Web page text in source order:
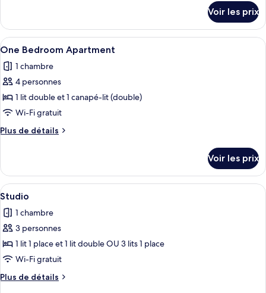
Two
Bedroom
Apartment
le
type
de
Two
Bedroom
Voir les prix
Afficher
toutes
les
photos
pour
ce
type
de
One
Bedroom
Apartment
Une chambre d’hôtel avec un lit,
5
One Bedroom Apartment
1 chambre
4 personnes
1 lit double et 1 canapé-lit (double)
Wi-Fi gratuit
Plus de détails
Plus
le
type
de
One
Bedroom
Voir les prix
Afficher
toutes
les
photos
pour
ce
type
de
Une chambre d’hôtel avec un lit,
3
Studio
1 chambre
3 personnes
1 lit 1 place et 1 lit double OU 3 lits 1 place
Wi-Fi gratuit
Plus de détails
Plus